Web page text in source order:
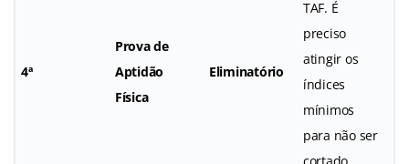
4ª
Prova de
Aptidão
Física
Eliminatório
TAF. É
preciso
atingir os
índices
mínimos
para não ser
cortado.